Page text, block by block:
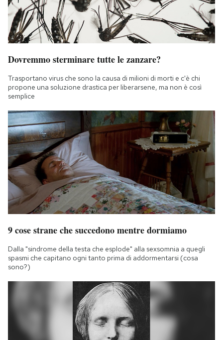
Dovremmo sterminare tutte le zanzare?
Trasportano virus che sono la causa di milioni di morti e c'è chi
propone una soluzione drastica per liberarsene, ma non è così
semplice
9 cose strane che succedono mentre dormiamo
Dalla "sindrome della testa che esplode" alla sexsomnia a quegli
spasmi che capitano ogni tanto prima di addormentarsi (cosa
sono?)